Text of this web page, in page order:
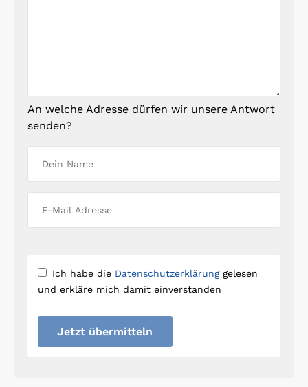
An welche Adresse dürfen wir unsere Antwort
senden?
Ich habe die Datenschutzerklärunggelesen
und erkläre mich damit einverstanden
Jetzt übermitteln